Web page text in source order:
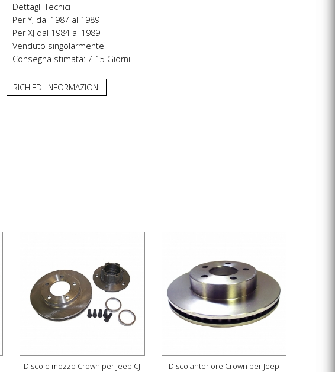
Dettagli Tecnici
Per YJ dal 1987 al 1989
Per XJ dal 1984 al 1989
Venduto singolarmente
Consegna stimata: 7-15 Giorni
RICHIEDI INFORMAZIONI
Disco e mozzo Crown per Jeep CJ
Disco anteriore Crown per Jeep